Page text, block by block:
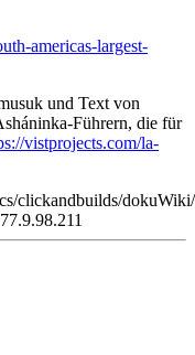
americas-largest-
und Text von
Führern, die für
vistprojects.com/la-
clickandbuilds/
77.9.98.211